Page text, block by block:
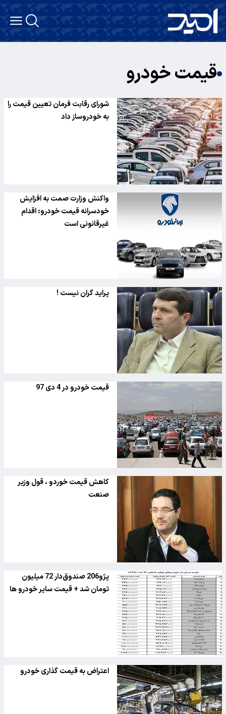
قیمت خودرو
شورای رقابت فرمان تعیین قیمت را
به خودروساز داد
واکنش وزارت صمت به افزایش
خودسرانه قیمت خودرو: اقدام
غیرقانونی است
پراید گران نیست !
قیمت خودرو در 4 دی 97
کاهش قیمت خوردو ، قول وزیر
صنعت
پژو206 صندوق‌دار 72 میلیون
تومان شد + قیمت سایر خودرو ها
اعتراض به قیمت گذاری خودرو